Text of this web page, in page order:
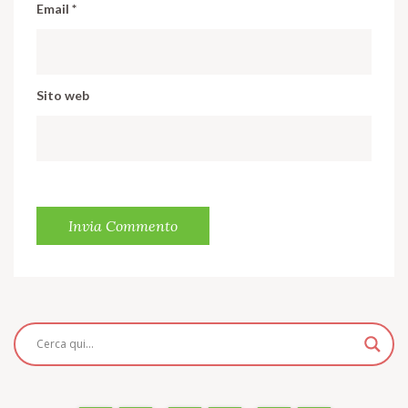
Email *
Sito web